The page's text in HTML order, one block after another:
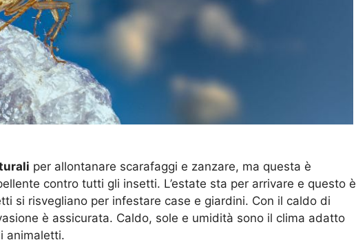
per allontanare scarafaggi e zanzare, ma questa è
contro tutti gli insetti. L’estate sta per arrivare e questo è
si risvegliano per infestare case e giardini. Con il caldo di
è assicurata. Caldo, sole e umidità sono il clima adatto
animaletti.